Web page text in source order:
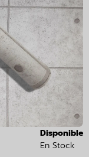
Disponible
En Stock